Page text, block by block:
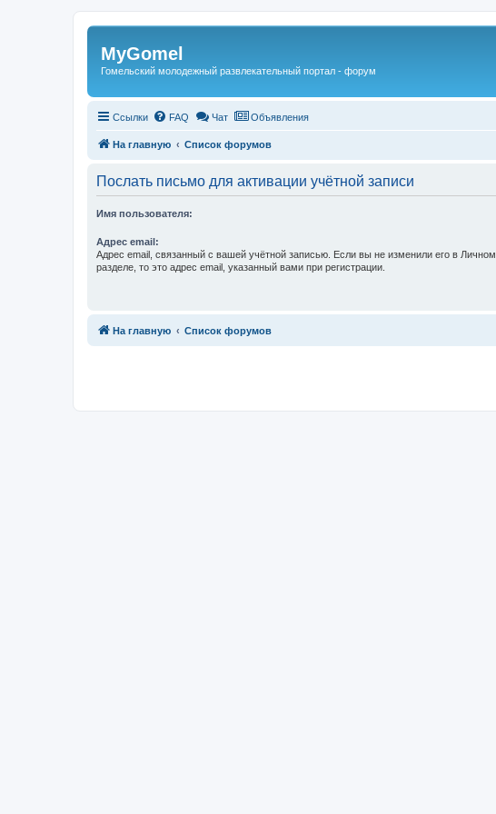
Регистрация
MyGomel
Гомельский молодежный развлекательный портал - форум
Ссылки FAQ Чат Объявления
На главную Список форумов
Послать письмо для активации учётной записи
Имя пользователя:
Адрес email:
Адрес email, связанный с вашей учётной записью. Если вы не изменили его в Личном
разделе, то это адрес email, указанный вами при регистрации.
На главную Список форумов
Связаться с